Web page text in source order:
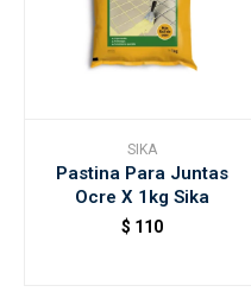
SIKA
Pastina Para Juntas
Ocre X 1kg Sika
$ 110
Contacto